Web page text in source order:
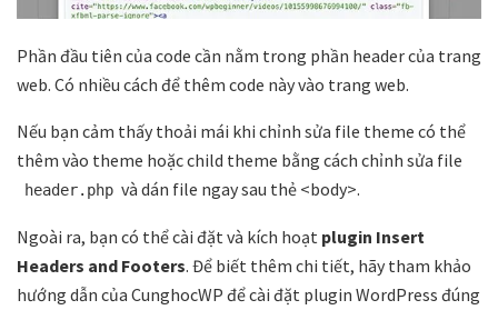
Phần đầu tiên của code cần nằm trong phần header của trang
web. Có nhiều cách để thêm code này vào trang web.
Nếu bạn cảm thấy thoải mái khi chỉnh sửa file theme có thể
thêm vào theme hoặc child theme bằng cách chỉnh sửa file
header.php và dán file ngay sau thẻ <body>.
Ngoài ra, bạn có thể cài đặt và kích hoạt plugin Insert
Headers and Footers. Để biết thêm chi tiết, hãy tham khảo
hướng dẫn của CunghocWP để cài đặt plugin WordPress đúng